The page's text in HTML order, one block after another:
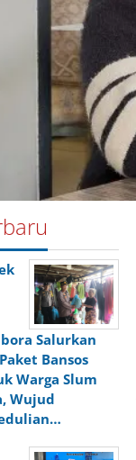
Salurkan
Bansos
Warga Slum
Wujud